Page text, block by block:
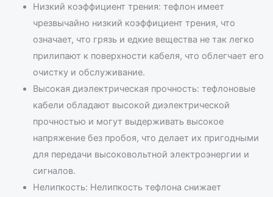
Низкий коэффициент трения: тефлон имеет
чрезвычайно низкий коэффициент трения, что
означает, что грязь и едкие вещества не так легко
прилипают к поверхности кабеля, что облегчает его
очистку и обслуживание.
Высокая диэлектрическая прочность: тефлоновые
кабели обладают высокой диэлектрической
прочностью и могут выдерживать высокое
напряжение без пробоя, что делает их пригодными
для передачи высоковольтной электроэнергии и
сигналов.
Нелипкость: Нелипкость тефлона снижает